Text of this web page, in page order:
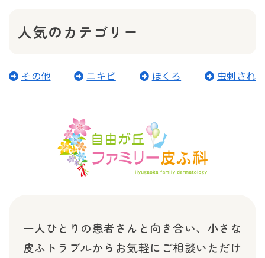
人気のカテゴリー
その他 ニキビ ほくろ 虫刺され
一人ひとりの患者さんと向き合い、小さな
皮ふトラブルから お気軽にご相談いただけ